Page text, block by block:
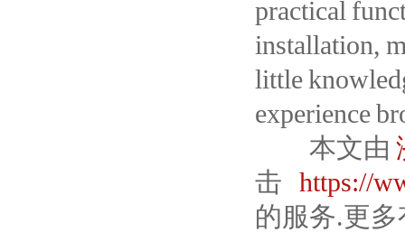
practical
installation,
little
experience
本文由
击https://
的服务.更